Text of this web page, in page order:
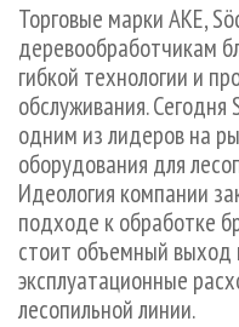
Торговые марки AKE,
деревообработчикам
гибкой технологии и
обслуживания. Сегодня
одним из лидеров на
оборудования для
Идеология компании
подходе к обработке
стоит объемный выход
эксплуатационные
лесопильной линии.